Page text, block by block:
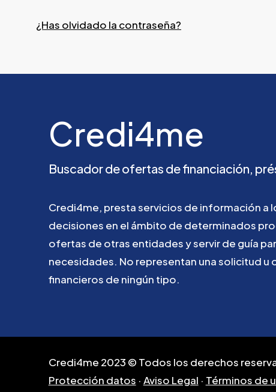
¿Has olvidado la contraseña?
Credi4me
Buscadordeofertas definanciación,
Credi4me, prestaservicios de información a
decisiones en el ámbito de determinados
ofertas de otras entidadesyservirde guía
necesidades. No representan unasolicitud u
financieros de ningún tipo.
Credi4me 2023 © Todos los derechos
Protección datos · Aviso Legal · Términos de